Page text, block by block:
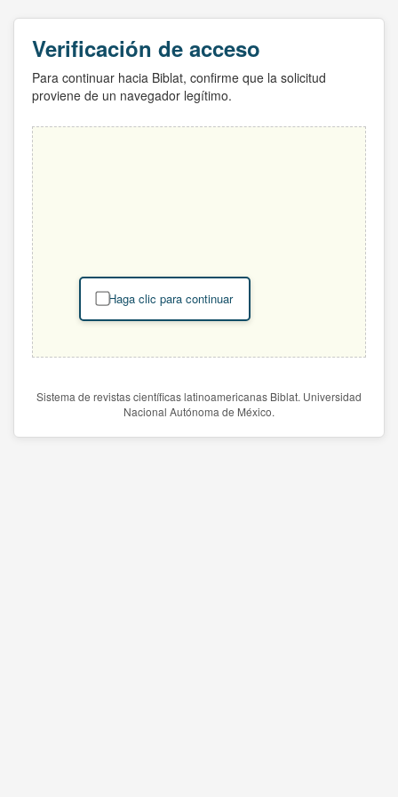
Verificación de acceso
Para continuar hacia Biblat, confirme que la solicitud
proviene de un navegador legítimo.
Haga clic para continuar
Sistema de revistas científicas latinoamericanas Biblat. Universidad
Nacional Autónoma de México.